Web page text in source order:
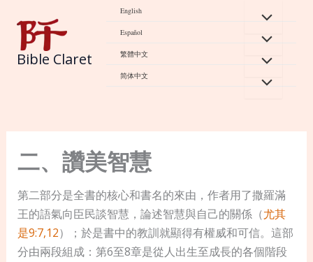
content
Bible Claret
English
Español
繁體中文
简体中文
二、讚美智慧
第二部分是全書的核心和書名的來由，作者用了撒羅滿
王的語氣向臣民談智慧，論述智慧與自己的關係（尤其
是9:7,12）；於是書中的教訓就顯得有權威和可信。這部
分由兩段組成：第6至8章是從人出生至成長的各個階段